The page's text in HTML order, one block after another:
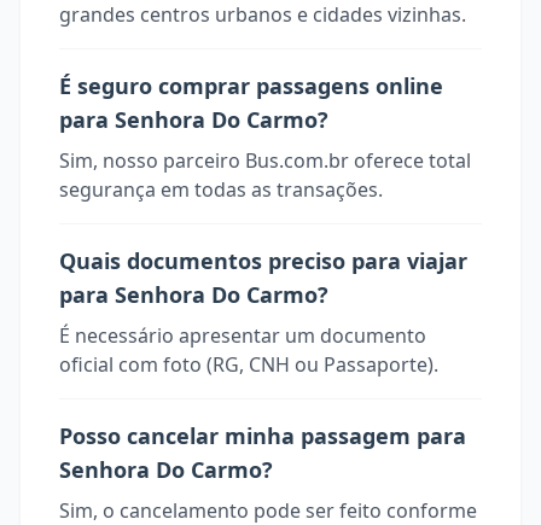
grandes centros urbanos e cidades vizinhas.
É seguro comprar passagens online
para Senhora Do Carmo?
Sim, nosso parceiro Bus.com.br oferece total
segurança em todas as transações.
Quais documentos preciso para viajar
para Senhora Do Carmo?
É necessário apresentar um documento
oficial com foto (RG, CNH ou Passaporte).
Posso cancelar minha passagem para
Senhora Do Carmo?
Sim, o cancelamento pode ser feito conforme